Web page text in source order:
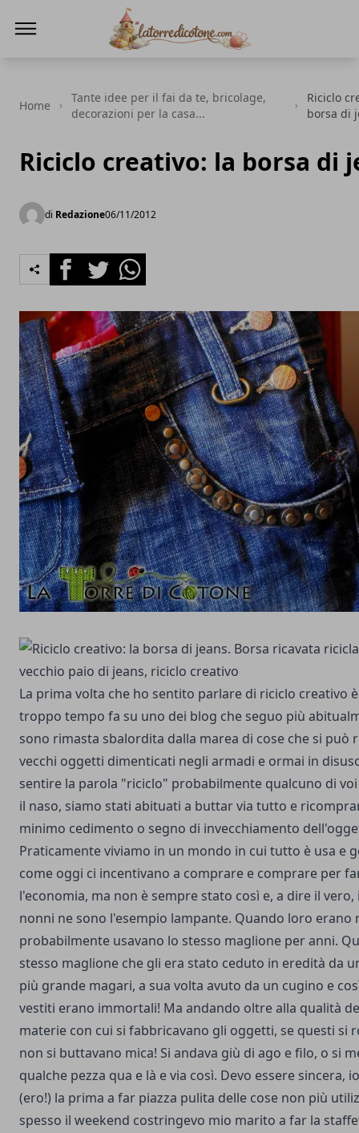
Home
Tante idee per il fai da te, bricolage,
decorazioni per la casa...
Riciclo
borsa di
Riciclo creativo: la borsa di
di Redazione06/11/2012
FacebookTwitterWhatsapp
La prima volta che ho sentito parlare di riciclo creativo
troppo tempo fa su uno dei blog che seguo più
sono rimasta sbalordita dalla marea di cose che si può
vecchi oggetti dimenticati negli armadi e ormai in
sentire la parola "riciclo" probabilmente qualcuno di
il naso, siamo stati abituati a buttar via tutto e
minimo cedimento o segno di invecchiamento
Praticamente viviamo in un mondo in cui tutto è usa e
come oggi ci incentivano a comprare e comprare per
l'economia, ma non è sempre stato così e, a dire il
nonni ne sono l'esempio lampante. Quando loro erano
probabilmente usavano lo stesso maglione per anni.
stesso maglione che gli era stato ceduto in eredità da
più grande magari, a sua volta avuto da un cugino e
vestiti erano immortali! Ma andando oltre alla qualità
materie con cui si fabbricavano gli oggetti, se questi si
non si buttavano mica! Si andava giù di ago e filo, o si
qualche pezza qua e là e via così. Devo essere sincera,
(ero!) la prima a far piazza pulita delle cose non più
spesso il weekend costringevo mio marito a far la